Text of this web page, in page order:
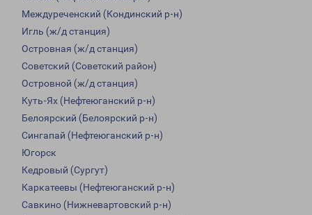
Междуреченский (Кондинский р-н)
Игль (ж/д станция)
Островная (ж/д станция)
Советский (Советский район)
Островной (ж/д станция)
Куть-Ях (Нефтеюганский р-н)
Белоярский (Белоярский р-н)
Сингапай (Нефтеюганский р-н)
Югорск
Кедровый (Сургут)
Каркатеевы (Нефтеюганский р-н)
Савкино (Нижневартовский р-н)